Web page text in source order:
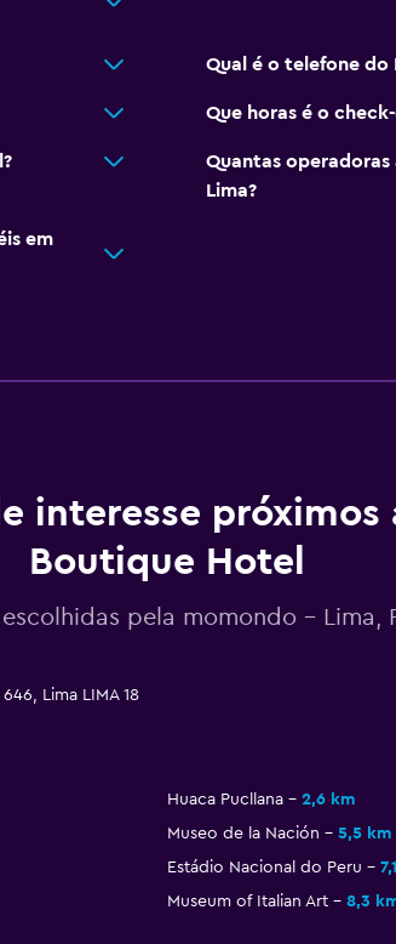
Qual é o telefone do
Que horas é o
Quantas
Lima?
em
interesse próximos
Boutique Hotel
pela momondo - Lima,
Lima LIMA 18
Huaca Pucllana
2,6 km
Museo de la Nación
5,5 km
Estádio Nacional do Peru
Museum of Italian Art
8,3